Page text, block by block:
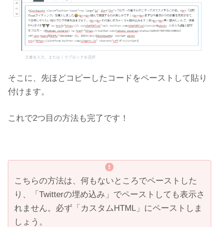
そこに、先ほどコピーしたコードをペーストして貼り
付けます。
これで2つ目の方法も完了です！
こちらの方法は、何もないところでペーストした
り、「Twitterの埋め込み」でペーストしても表示さ
れません。必ず「カスタムHTML」にペーストしま
しょう。